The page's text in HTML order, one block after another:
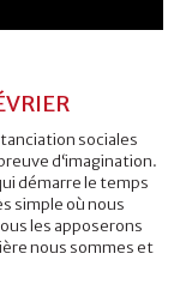
sociales
d‘imagination.
démarre le temps
simple où nous
les apposerons
nous sommes et